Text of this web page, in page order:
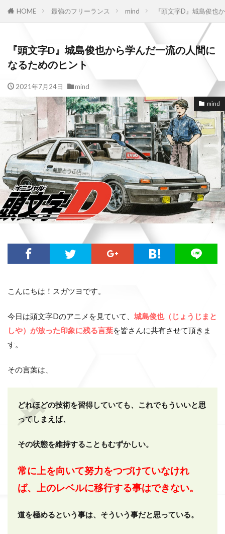
HOME 最強のフリーランス mind 『頭文字D』城島俊也
『頭文字D』城島俊也から学んだ一流の人間に
なるためのヒント
2021年7月24日 mind
mind
こんにちは！スガツヨです。
今日は頭文字Dのアニメを見ていて、 城島俊也（じょうじまと
しや）が放った印象に残る言葉を皆さんに共有させて頂きま
す。
その言葉は、
どれほどの技術を習得していても、これでもういいと思
ってしまえば、
その状態を維持することもむずかしい。
常に上を向いて努力をつづけていなけれ
ば、上のレベルに移行する事はできない。
道を極めるという事は、そういう事だと思っている。